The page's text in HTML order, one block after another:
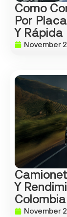
Como
Por
Y Rápida
November
Y
Colombia
November